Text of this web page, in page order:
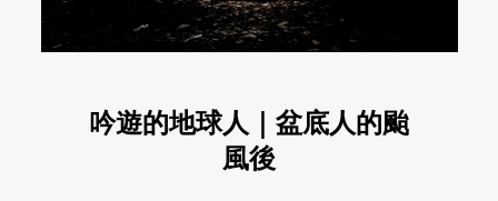
吟遊的地球人｜盆底人的颱
風後